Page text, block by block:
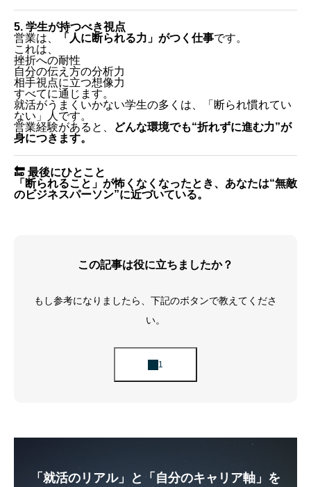
5. 学生が持つべき視点
営業は、
「人に断られる力」がつく仕事です。
これは、
挫折への耐性
自分の伝え方の分析力
相手視点に立つ想像力
すべてに通じます。
就活がうまくいかない学生の多くは、「断られ慣れてい
ない」人です。
営業経験があると、
どんな環境でも“折れずに進む力”が
身につきます。
🔚 最後にひとこと
「断られること」が怖くなくなったとき、あなたは“無敵
のビジネスパーソン”に近づいている。
この記事は役に立ちましたか？
もし参考になりましたら、下記のボタンで教えてくださ
い。
「就活のリアル」と「自分のキャリア軸」を